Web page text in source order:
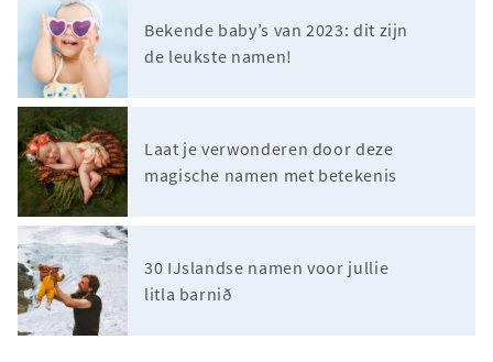
Bekende baby’s van 2023: dit zijn
de leukste namen!
Laat je verwonderen door deze
magische namen met betekenis
30 IJslandse namen voor jullie
litla barnið